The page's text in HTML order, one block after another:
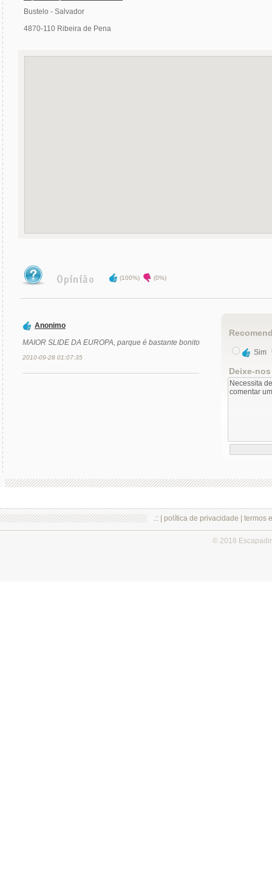
Bustelo - Salvador
4870-110 Ribeira de Pena
(100%) (0%)
Anonimo
MAIOR SLIDE DA EUROPA, parque é bastante bonito
2010-09-28 01:07:35
Sim
Deixe-
.:: | política de privacidade termos
© 2018